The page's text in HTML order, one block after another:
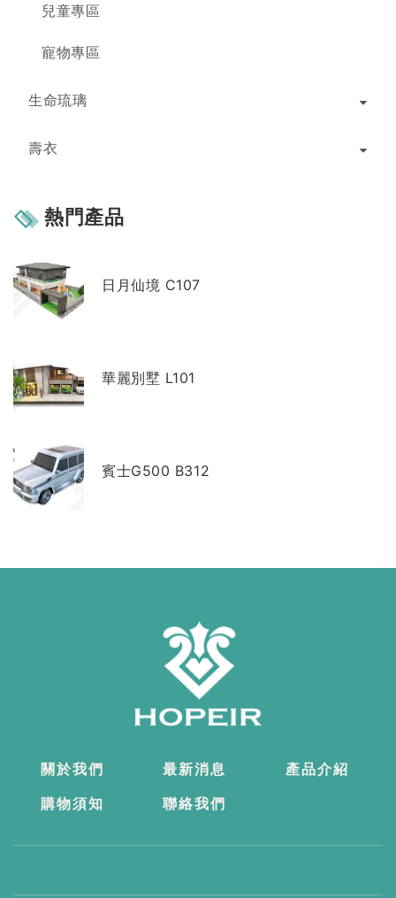
兒童專區
寵物專區
生命琉璃
壽衣
熱門產品
日月仙境 C107
華麗別墅 L101
賓士G500 B312
關於我們 最新消息
產品介紹
購物須知
聯絡我們